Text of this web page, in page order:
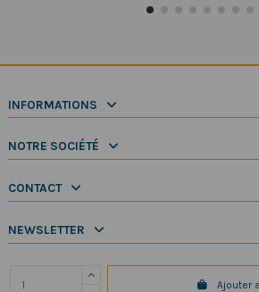
Ajouter
INFORMATIONS
NOTRE SOCIÉTÉ
CONTACT
NEWSLETTER